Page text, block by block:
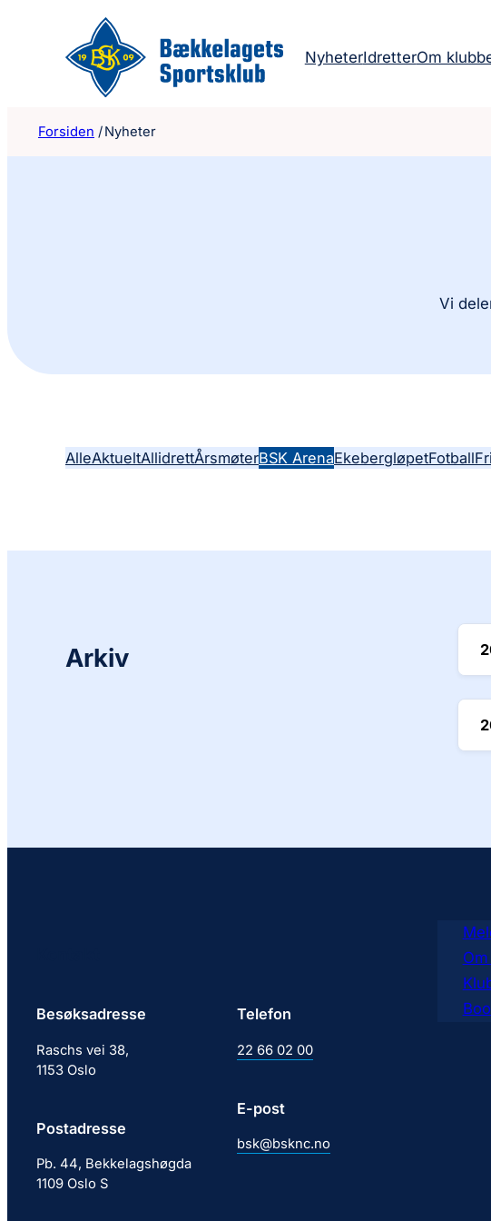
NyheterIdretterOm
Forsiden /Nyheter
Vi
AlleAktueltAllidrettÅrsmøterBSK ArenaEkebergløpetFotball
Arkiv
Besøksadresse
Raschs vei 38,
1153 Oslo
Postadresse
Pb. 44, Bekkelagshøgda
1109 Oslo S
Telefon
22 66 02 00
E-post
bsk@bsknc.no